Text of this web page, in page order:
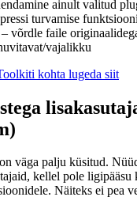
ainult valitud
turvamise
võrdle faile
vajalikku
kohta lugeda siit
väga palju küsitud.
kellel pole ligipääsu
Näiteks ei pea